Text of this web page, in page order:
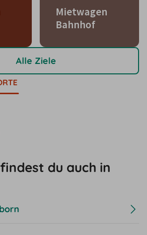
Mietwagen
Bahnhof
Alle Ziele
du auch in